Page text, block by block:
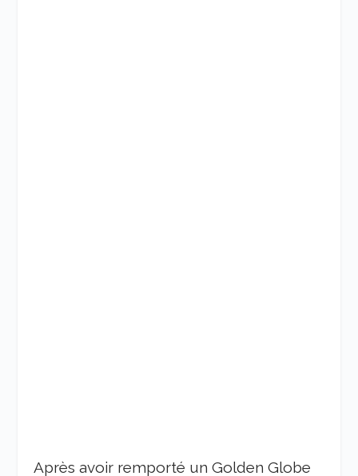
Après avoir remporté un Golden Globe